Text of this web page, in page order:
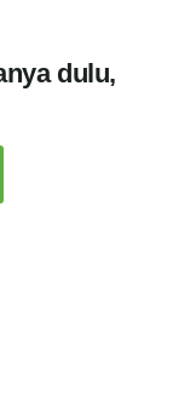
dulu,